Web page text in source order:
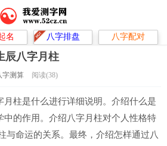
名 八字排盘 八字配对
辰八字月柱
字测算 阅读(38)
月柱是什么进行详细说明。介绍什么是
中的作用。介绍八字月柱对个人性格特
与命运的关系。最终，介绍怎样通过八